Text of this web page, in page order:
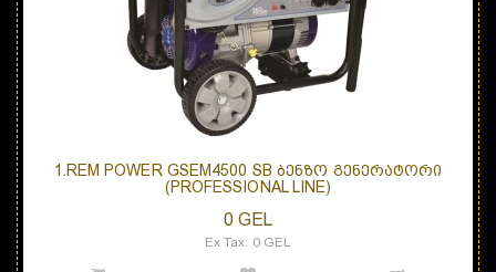
1.REM POWER GSEM4500 SB ᲑᲔᲜᲖᲝ ᲒᲔᲜᲔᲠᲐᲢᲝᲠᲘ
(PROFESSIONAL LINE)
0 GEL
Ex Tax: 0 GEL